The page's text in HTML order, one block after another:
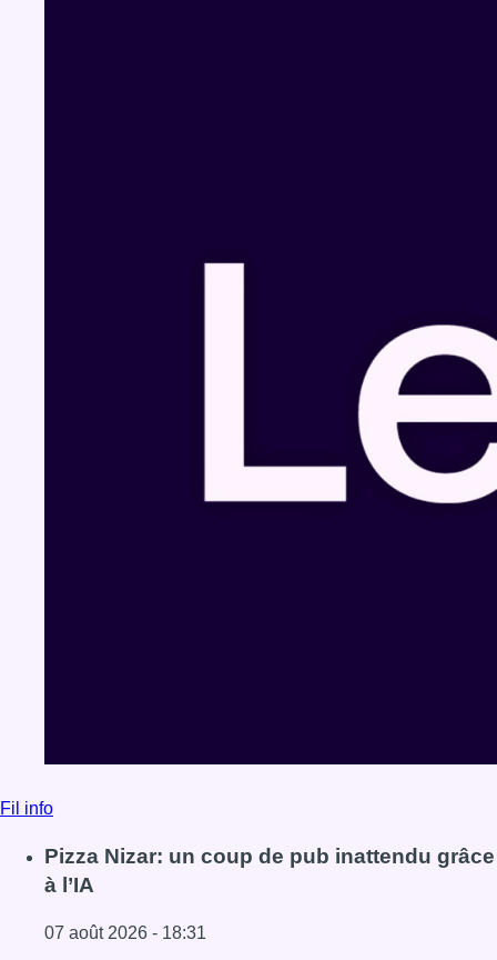
Fil info
Pizza Nizar: un coup de pub inattendu grâce
à l’IA
07 août 2026 - 18:31